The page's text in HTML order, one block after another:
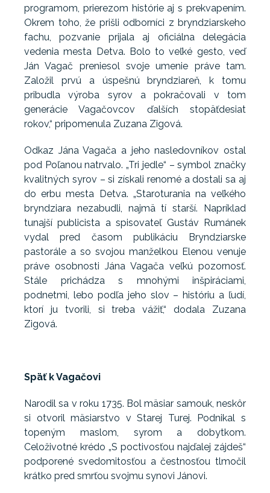
programom, prierezom histórie aj s prekvapením.
Okrem toho, že prišli odborníci z bryndziarskeho
fachu, pozvanie prijala aj oficiálna delegácia
vedenia mesta Detva. Bolo to veľké gesto, veď
Ján Vagač preniesol svoje umenie práve tam.
Založil prvú a úspešnú bryndziareň, k tomu
pribudla výroba syrov a pokračovali v tom
generácie Vagačovcov ďalších stopäťdesiat
rokov,“ pripomenula Zuzana Zigová.
Odkaz Jána Vagača a jeho nasledovníkov ostal
pod Poľanou natrvalo. „Tri jedle“ – symbol značky
kvalitných syrov – si získali renomé a dostali sa aj
do erbu mesta Detva. „Staroturania na veľkého
bryndziara nezabudli, najmä tí starší. Napríklad
tunajší publicista a spisovateľ Gustáv Rumánek
vydal pred časom publikáciu Bryndziarske
pastorále a so svojou manželkou Elenou venuje
práve osobnosti Jána Vagača veľkú pozornosť.
Stále prichádza s mnohými inšpiráciami,
podnetmi, lebo podľa jeho slov – históriu a ľudí,
ktorí ju tvorili, si treba vážiť,“ dodala Zuzana
Zigová.
Späť k Vagačovi
Narodil sa v roku 1735. Bol mäsiar samouk, neskôr
si otvoril mäsiarstvo v Starej Turej. Podnikal s
topeným maslom, syrom a dobytkom.
Celoživotné krédo „S poctivosťou najďalej zájdeš“
podporené svedomitosťou a čestnosťou tlmočil
krátko pred smrťou svojmu synovi Jánovi.